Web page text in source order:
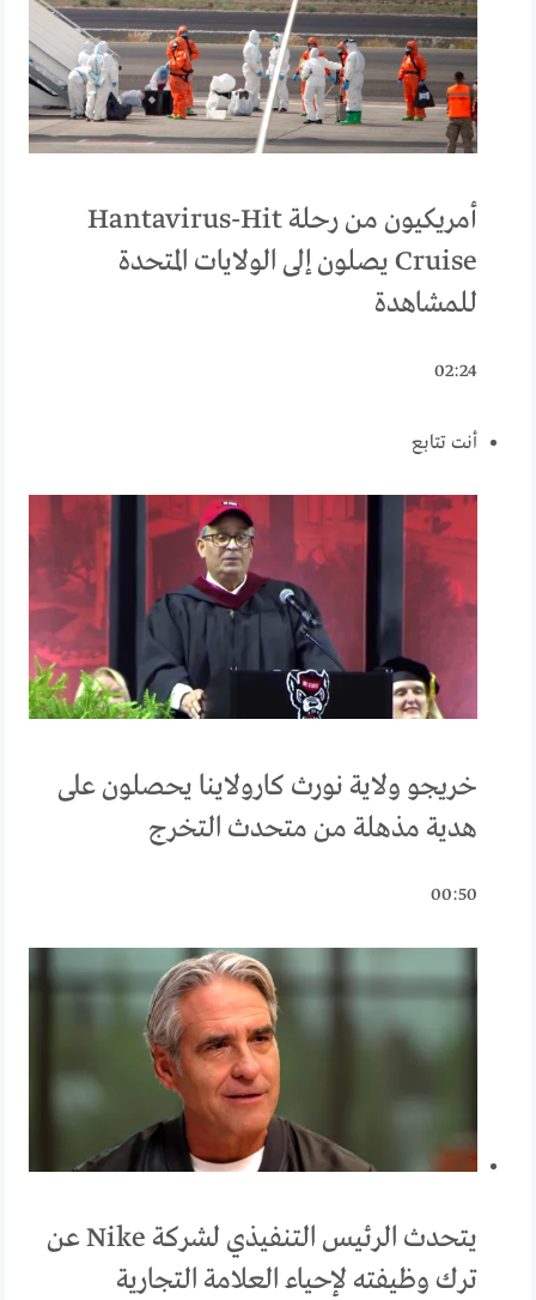
أمريكيون من رحلة Hantavirus-Hit
Cruise يصلون إلى الولايات المتحدة
للمشاهدة
02:24
أنت تتابع
خريجو ولاية نورث كارولاينا يحصلون على
هدية مذهلة من متحدث التخرج
00:50
يتحدث الرئيس التنفيذي لشركة Nike عن
ترك وظيفته لإحياء العلامة التجارية